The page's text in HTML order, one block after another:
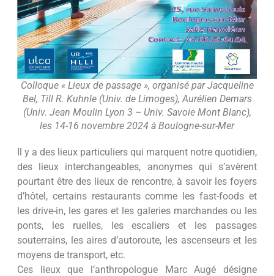
Colloque « Lieux de passage », organisé par Jacqueline
Bel, Till R. Kuhnle (Univ. de Limoges), Aurélien Demars
(Univ. Jean Moulin Lyon 3 – Univ. Savoie Mont Blanc),
les 14-16 novembre 2024 à Boulogne-sur-Mer
Il y a des lieux particuliers qui marquent notre quotidien,
des lieux interchangeables, anonymes qui s’avèrent
pourtant être des lieux de rencontre, à savoir les foyers
d’hôtel, certains restaurants comme les fast-foods et
les drive-in, les gares et les galeries marchandes ou les
ponts, les ruelles, les escaliers et les passages
souterrains, les aires d’autoroute, les ascenseurs et les
moyens de transport, etc.
Ces lieux que l’anthropologue Marc Augé désigne